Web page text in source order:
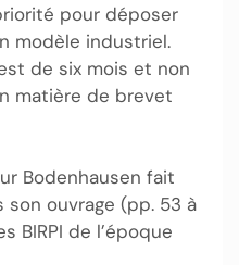
pour déposer
modèle industriel.
de six mois et non
matière de brevet
Bodenhausen fait
ouvrage (pp. 53 à
BIRPI de l’époque